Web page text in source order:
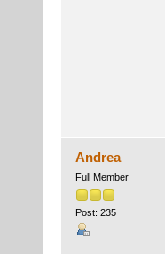
Andrea
Full Member
Post: 235